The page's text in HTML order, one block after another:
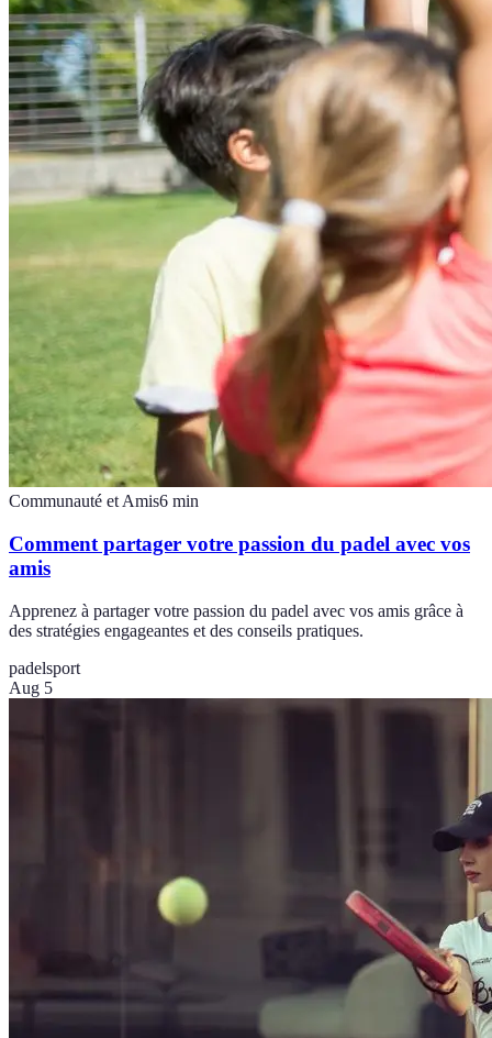
Communauté et Amis6 min
Comment partager votre passion du padel avec vos
amis
Apprenez à partager votre passion du padel avec vos amis grâce à
des stratégies engageantes et des conseils pratiques.
padelsport
Aug 5